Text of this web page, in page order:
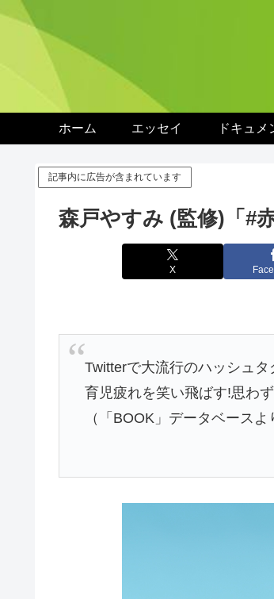
ホーム エッセイ ドキュメ
記事内に広告が含まれています
森戸やすみ (監修)「#
X
Twitterで大流行のハッシュ
育児疲れを笑い飛ばす!思わ
（「BOOK」データベースよ